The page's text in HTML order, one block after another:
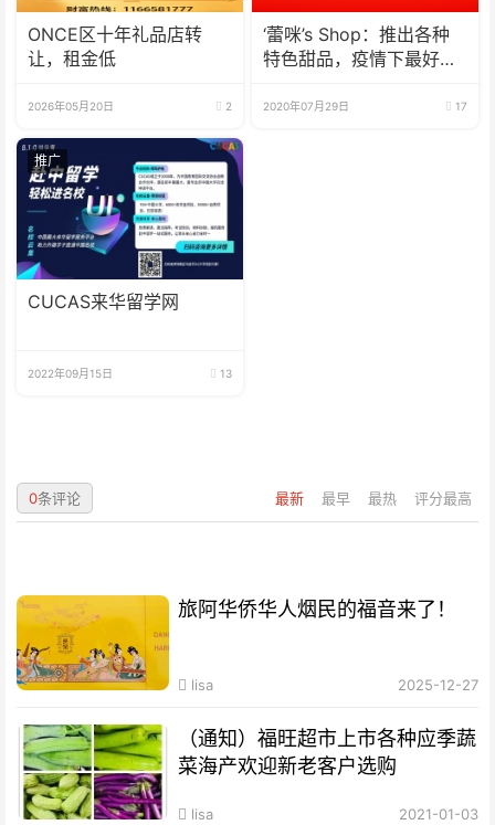
ONCE区十年礼品店转
让，租金低
2026年05月20日 2
‘蕾咪’s Shop：推出各种
特色甜品，疫情下最好的
2020年07月29日 17
推广
CUCAS来华留学网
2022年09月15日 13
最新 最早 最热 评分最高
0条评论
旅阿华侨华人烟民的福音来了！
lisa 2025-12-27
（通知）福旺超市上市各种应季蔬
菜海产欢迎新老客户选购
lisa 2021-01-03